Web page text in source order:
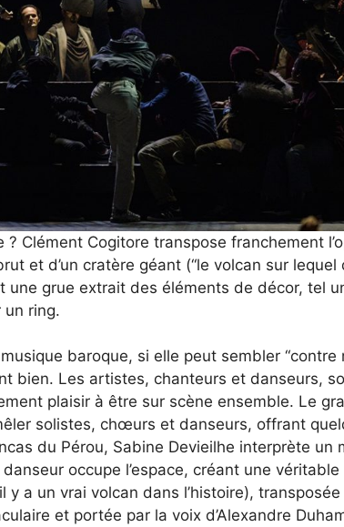
? Clément Cogitore transpose franchement
et d’un cratère géant (“le volcan sur lequel
une grue extrait des éléments de décor, tel
un ring.
baroque, si elle peut sembler “contre
bien. Les artistes, chanteurs et danseurs,
plaisir à être sur scène ensemble. Le
solistes, chœurs et danseurs, offrant
du Pérou, Sabine Devieilhe interprète un
danseur occupe l’espace, créant une
y a un vrai volcan dans l’histoire),
et portée par la voix d’Alexandre